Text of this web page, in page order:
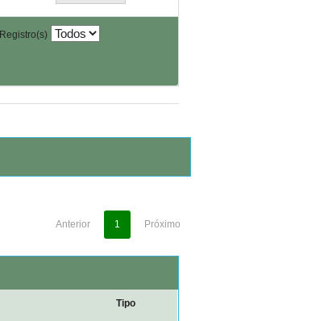
Registro(s)
Anterior 1 Próximo
Tipo